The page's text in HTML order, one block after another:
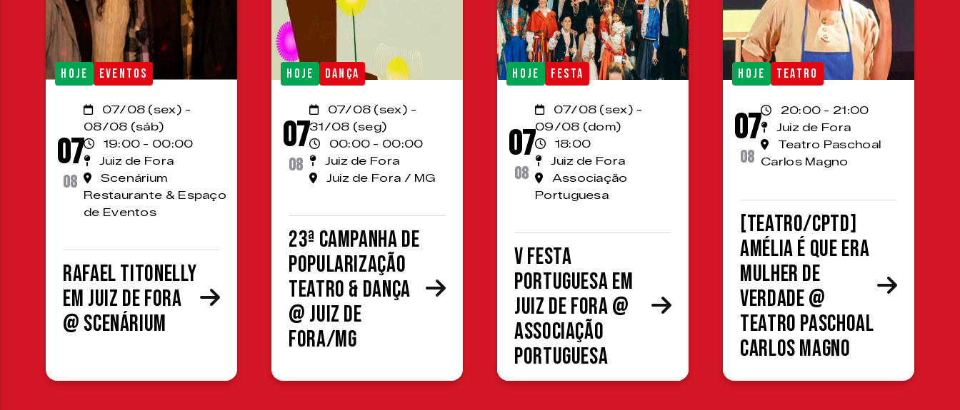
HOJE EVENTOS
07
08
07/08 (sex) -
08/08 (sáb)
19:00 - 00:00
Juiz de Fora
Scenárium
Restaurante & Espaço
de Eventos
Rafael Titonelly
em Juiz de Fora
@ Scenárium
HOJE DANÇA
07
08
07/08 (sex) -
31/08 (seg)
00:00 - 00:00
Juiz de Fora
Juiz de Fora / MG
23ª Campanha de
Popularização
Teatro & Dança
@ Juiz de
Fora/MG
HOJE FESTA
07
08
07/08 (sex) -
09/08 (dom)
18:00
Juiz de Fora
Associação
Portuguesa
V Festa
Portuguesa em
Juiz de Fora @
Associação
Portuguesa
HOJE TEATRO
07
08
20:00 - 21:00
Juiz de Fora
Teatro Paschoal
Carlos Magno
[TEATRO/CPTD]
Amélia é que era
mulher de
verdade @
Teatro Paschoal
Carlos Magno